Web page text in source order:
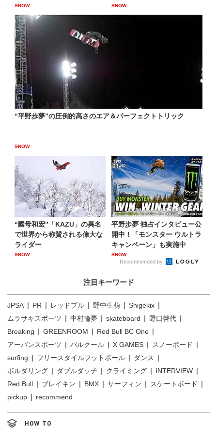
SNOW SNOW
“平野歩夢”の圧倒的高さのエア＆パーフェクトトリック
SNOW
“國母和宏”「KAZU」の異名
で世界から称賛される偉大な
ライダー
SNOW
平野歩夢 独占インタビュー公
開中！「モンスター ウルトラ
キャンペーン」も実施中
SNOW
Recommended by
注目キーワード
JPSA PR レッドブル 野中生萌
Shigekix
ムラサキスポーツ
中村輪夢 skateboard
野口啓代
Breaking
GREENROOM
Red Bull BC One
アーバンスポーツ
パルクール X GAMES
スノーボード
surfing
フリースタイルフットボール
ダンス
ボルダリング
ダブルダッチ クライミング
INTERVIEW
Red Bull
ブレイキン BMX サーフィン
スケートボード
pickup
recommend
HOW TO